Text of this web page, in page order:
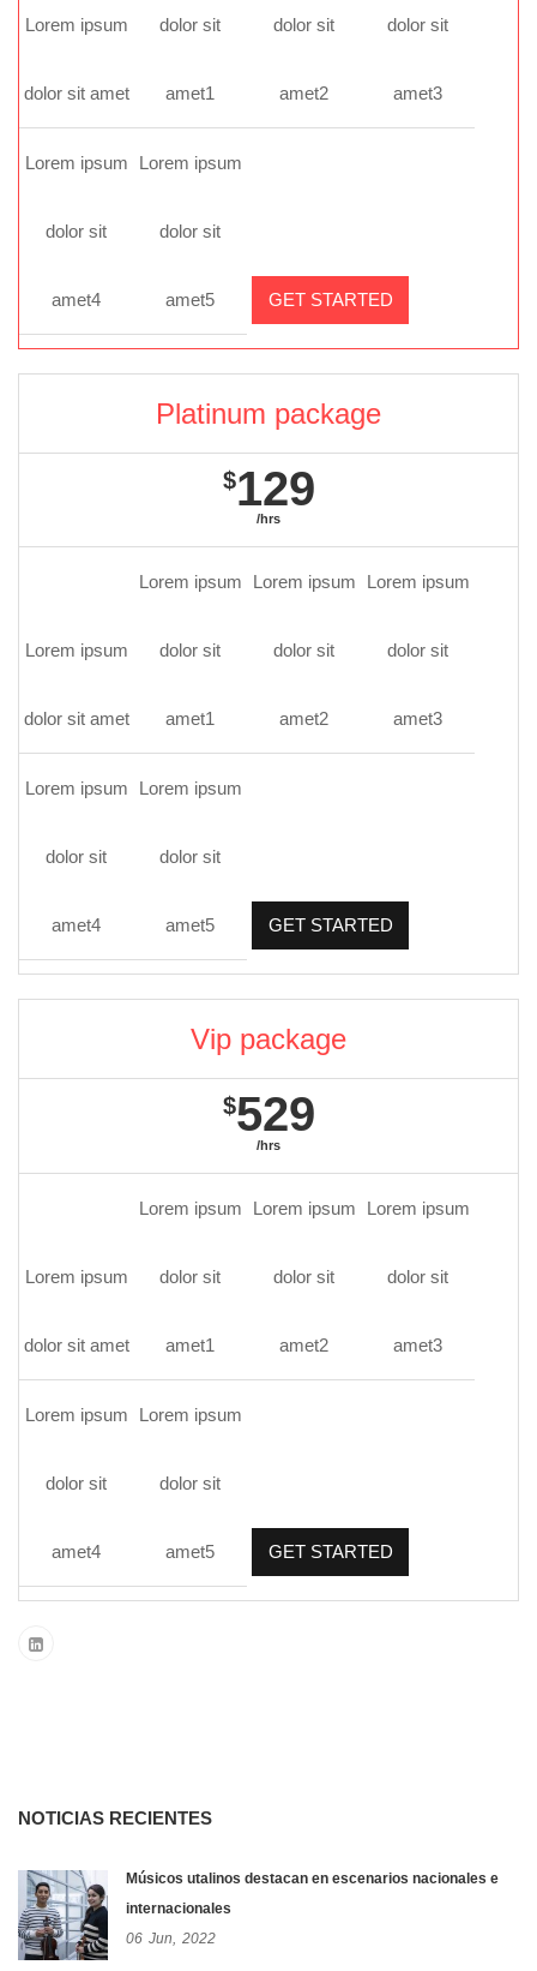
Lorem ipsum
dolor sit amet
dolor sit
amet1
dolor sit
amet2
dolor sit
amet3
Lorem ipsum
dolor sit
amet4
Lorem ipsum
dolor sit
amet5 GET STARTED
Platinum package
$129
/hrs
Lorem ipsum
dolor sit amet
Lorem ipsum
dolor sit
amet1
Lorem ipsum
dolor sit
amet2
Lorem ipsum
dolor sit
amet3
Lorem ipsum
dolor sit
amet4
Lorem ipsum
dolor sit
amet5 GET STARTED
Vip package
$529
/hrs
Lorem ipsum
dolor sit amet
Lorem ipsum
dolor sit
amet1
Lorem ipsum
dolor sit
amet2
Lorem ipsum
dolor sit
amet3
Lorem ipsum
dolor sit
amet4
Lorem ipsum
dolor sit
amet5 GET STARTED
NOTICIAS RECIENTES
Músicos utalinos destacan en escenarios nacionales e
internacionales
06 Jun, 2022